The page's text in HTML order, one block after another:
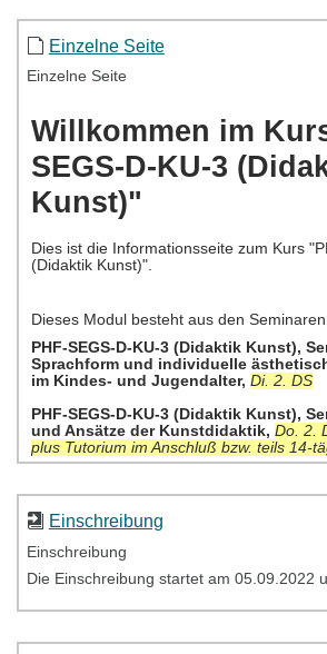
Einzelne Seite
Einzelne Seite
Einschreibung
Einschreibung
Die Einschreibung startet am 05.09.2022